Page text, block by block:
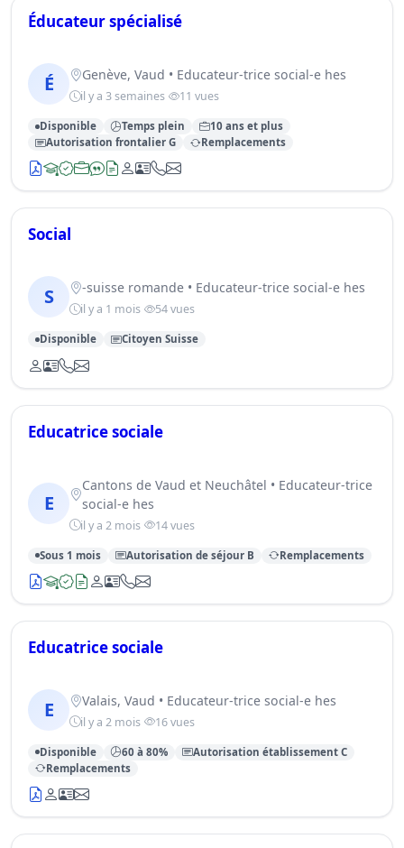
Éducateur spécialisé
É Genève, Vaud • Educateur-trice social-e hes
il y a 3 semaines 11 vues
Disponible Temps plein
10 ans et plus
Autorisation frontalier G
Remplacements
Social
S -suisse romande • Educateur-trice social-e hes
il y a 1 mois 54 vues
Disponible Citoyen Suisse
Educatrice sociale
E
Cantons de Vaud et Neuchâtel • Educateur-trice
social-e hes
il y a 2 mois 14 vues
Sous 1 mois Autorisation de séjour B Remplacements
Educatrice sociale
E Valais, Vaud • Educateur-trice social-e hes
il y a 2 mois 16 vues
Disponible 60 à 80%
Autorisation établissement C
Remplacements